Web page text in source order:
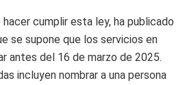
cumplir esta ley, ha publicado
se supone que los servicios en
antes del 16 de marzo de 2025.
incluyen nombrar a una persona